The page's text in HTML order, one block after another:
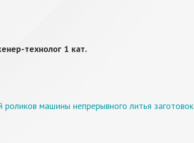
технолог 1 кат.
машины непрерывного литья заготовок